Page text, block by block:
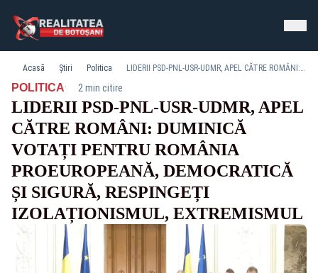
Acasă Știri Politica LIDERII PSD-PNL-USR-UDMR, APEL CĂTRE ROMÂNI: DUMINICĂ VOTAȚI PENTRU ROMÂNIA PROEUROPEANĂ, DEMOCRATICĂ ȘI SIGURĂ, RESPINGEȚI IZOLAȚIONISMUL, EXTREMISMUL
POLITICA· 2 min citire
LIDERII PSD-PNL-USR-UDMR, APEL
CĂTRE ROMÂNI: DUMINICĂ
VOTAȚI PENTRU ROMÂNIA
PROEUROPEANĂ, DEMOCRATICĂ
ȘI SIGURĂ, RESPINGEȚI
IZOLAȚIONISMUL, EXTREMISMUL